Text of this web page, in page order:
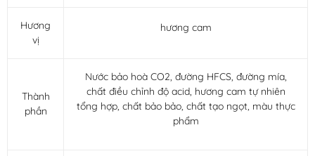
Hương
vị
hương cam
Thành
phần
Nước bảo hoà CO2, đường HFCS, đường mía,
chất điều chỉnh độ acid, hương cam tự nhiên
tổng hợp, chất bảo bảo, chất tạo ngọt, màu thực
phẩm